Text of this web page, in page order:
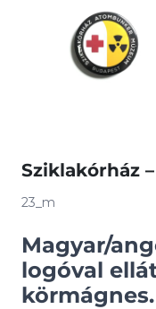
Sziklakórház
23_m
Magyar/
logóval
körmágnes.